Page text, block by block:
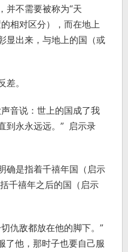
并不需要被称为“天
相对区分），而在地上
显出来，与地上的国（或
。
音说：世上的国成了我
到永永远远。” 启示录
确是指着千禧年国（启示
千禧年之后的国（启示
仇敌都放在他的脚下。”
了他，那时子也要自己服